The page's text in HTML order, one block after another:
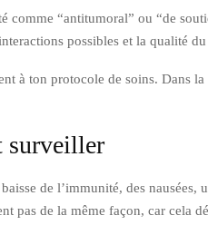
“antitumoral” ou “de
possibles et la qualité
à ton protocole de soins. Dans
surveiller
de l’immunité, des nausées,
pas de la même façon, car cela